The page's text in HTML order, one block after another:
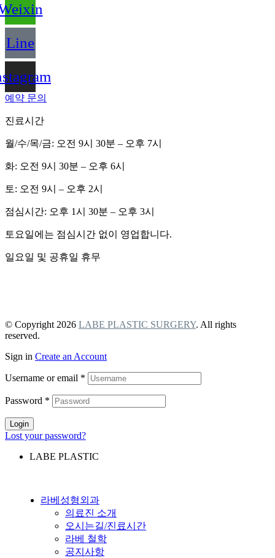
Line
예약 문의
진료시간
월/수/목/금: 오전 9시 30분 – 오후 7시
화: 오전 9시 30분 – 오후 6시
토: 오전 9시 – 오후 2시
점심시간: 오후 1시 30분 – 오후 3시
토요일에는 점심시간 없이 영업합니다.
일요일 및 공휴일 휴무
© Copyright 2026 LABE PLASTIC SURGERY. All rights
reserved.
Sign in Create an Account
Username or email *
Password *
Login
Lost your password?
LABE PLASTIC
라베성형외과
의료진 소개
오시는길/진료시간
라베 철학
공지사항